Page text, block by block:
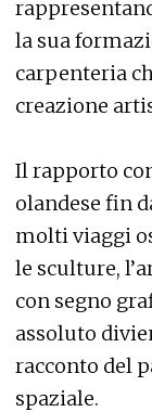
la sua
carpenteria
creazione
Il rapporto
olandese fin
molti viaggi
le sculture,
con segno
assoluto
racconto del
spaziale.